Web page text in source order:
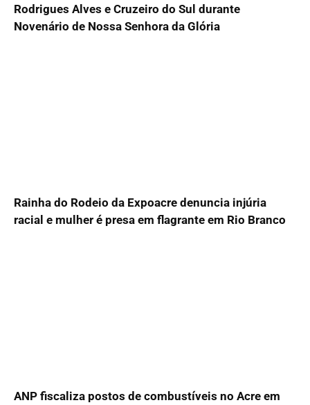
Rodrigues Alves e Cruzeiro do Sul durante
Novenário de Nossa Senhora da Glória
Rainha do Rodeio da Expoacre denuncia injúria
racial e mulher é presa em flagrante em Rio Branco
ANP fiscaliza postos de combustíveis no Acre em